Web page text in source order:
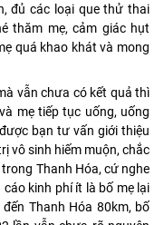
đủ các loại que thử thai
thăm mẹ, cảm giác hụt
quá khao khát và mong
vẫn chưa có kết quả thì
mẹ tiếp tục uống, uống
bạn tư vấn giới thiệu
vô sinh hiếm muộn, chắc
Thanh Hóa, cứ nghe
kinh phí ít là bố mẹ lại
Thanh Hóa 80km, bố